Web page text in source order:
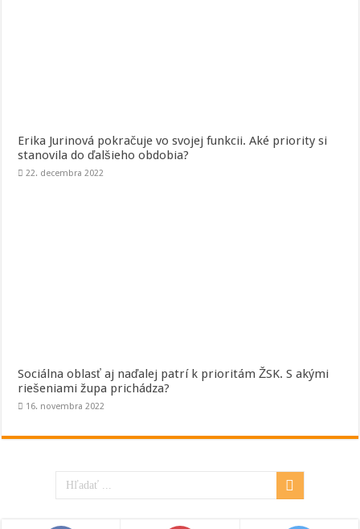
Erika Jurinová pokračuje vo svojej funkcii. Aké priority si
stanovila do ďalšieho obdobia?
22. decembra 2022
Sociálna oblasť aj naďalej patrí k prioritám ŽSK. S akými
riešeniami župa prichádza?
16. novembra 2022